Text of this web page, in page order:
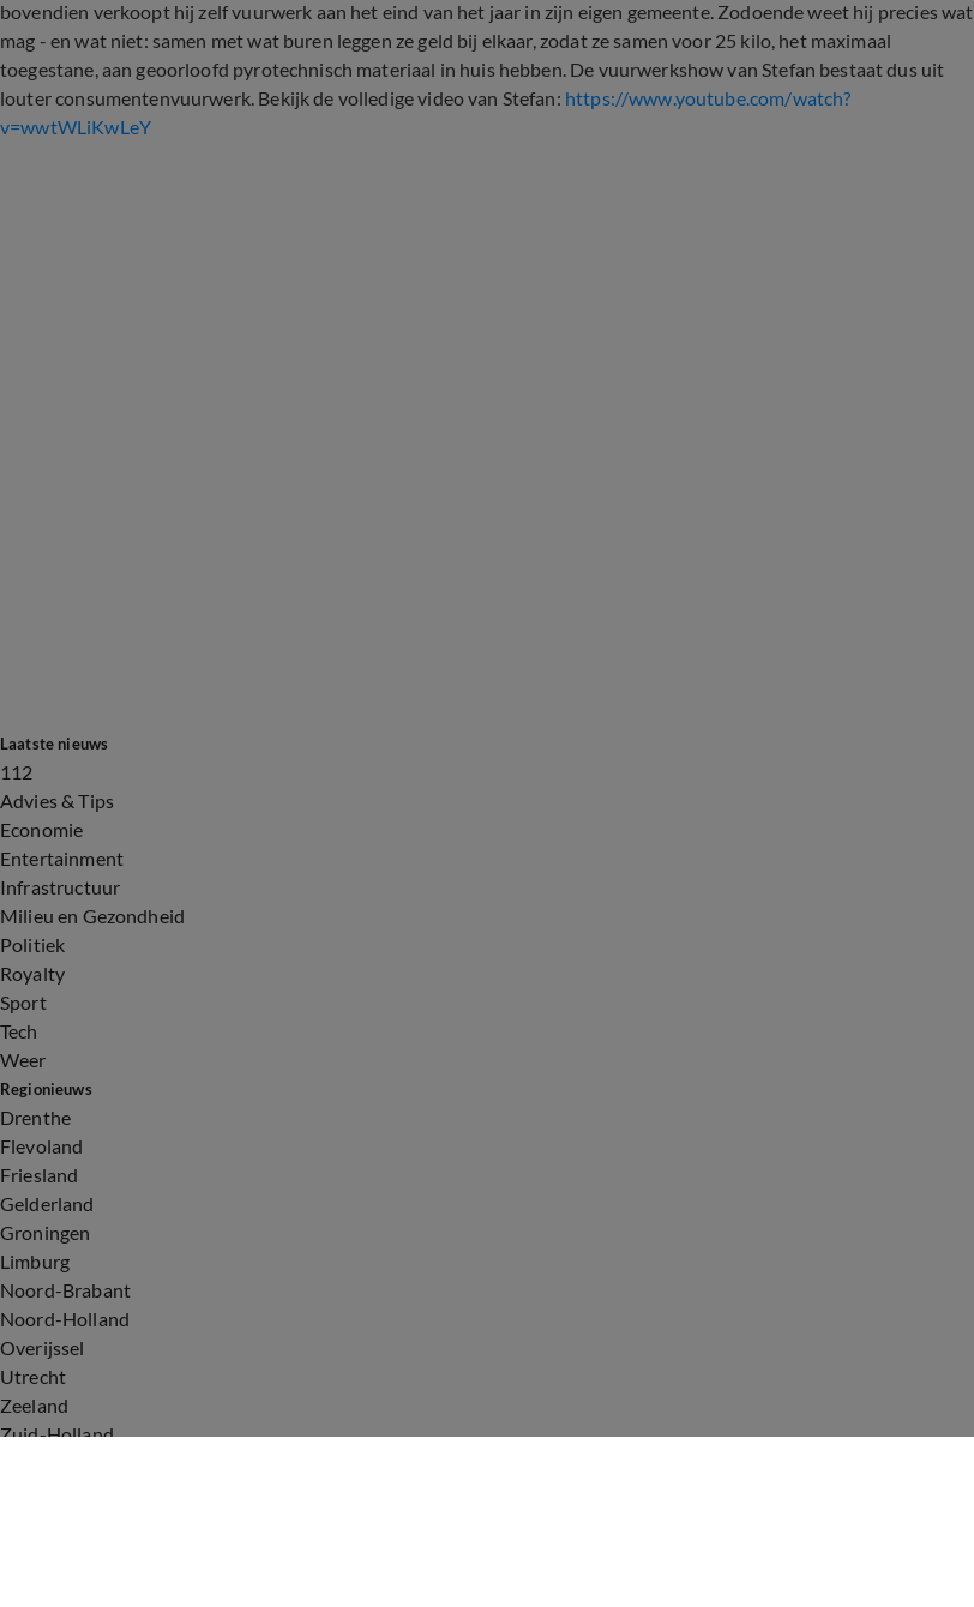
bovendien verkoopt hij zelf vuurwerk aan het eind van het jaar in zijn eigen gemeente. Zodoende weet hij precies wat
mag - en wat niet: samen met wat buren leggen ze geld bij elkaar, zodat ze samen voor 25 kilo, het maximaal
toegestane, aan geoorloofd pyrotechnisch materiaal in huis hebben. De vuurwerkshow van Stefan bestaat dus uit
louter consumentenvuurwerk. Bekijk de volledige video van Stefan: https://www.youtube.com/watch?
v=wwtWLiKwLeY
Laatste nieuws
112
Advies & Tips
Economie
Entertainment
Infrastructuur
Milieu en Gezondheid
Politiek
Royalty
Sport
Tech
Weer
Regionieuws
Drenthe
Flevoland
Friesland
Gelderland
Groningen
Limburg
Noord-Brabant
Noord-Holland
Overijssel
Utrecht
Zeeland
Zuid-Holland